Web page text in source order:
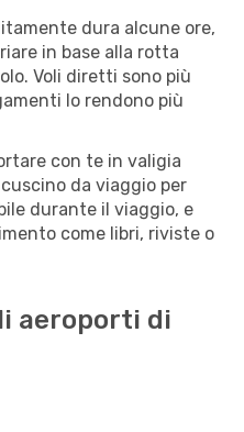
dura alcune ore,
in base alla rotta
Voli diretti sono più
lo rendono più
con te in valigia
da viaggio per
durante il viaggio, e
come libri, riviste o
aeroporti di